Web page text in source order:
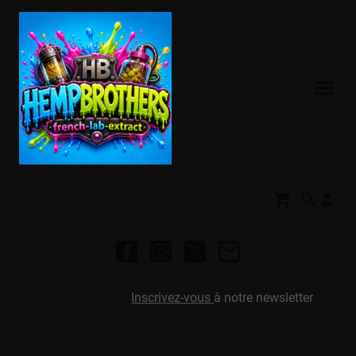
Inscrivez-vous à notre newsletter